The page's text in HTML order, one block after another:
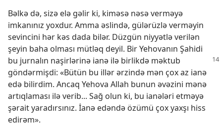
Bəlkə də, sizə elə gəlir ki, kiməsə nəsə verməyə
imkanınız yoxdur. Amma əslində, gülərüzlə verməyin
sevincini hər kəs dada bilər. Düzgün niyyətlə verilən
şeyin baha olması mütləq deyil. Bir Yehovanın Şahidi
bu jurnalın naşirlərinə ianə ilə birlikdə məktub
göndərmişdi: «Bütün bu illər ərzində mən çox az ianə
edə bilirdim. Ancaq Yehova Allah bunun əvəzini mənə
artıqlaması ilə verib... Sağ olun ki, bu ianələri etməyə
şərait yaradırsınız. İanə edəndə özümü çox yaxşı hiss
edirəm».